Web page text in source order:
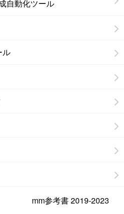
自動化ツール
ル
mm参考書 2019-2023